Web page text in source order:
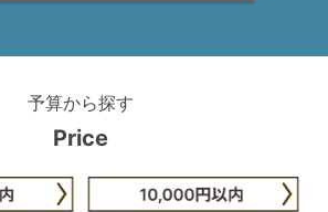
予算から探す
Price